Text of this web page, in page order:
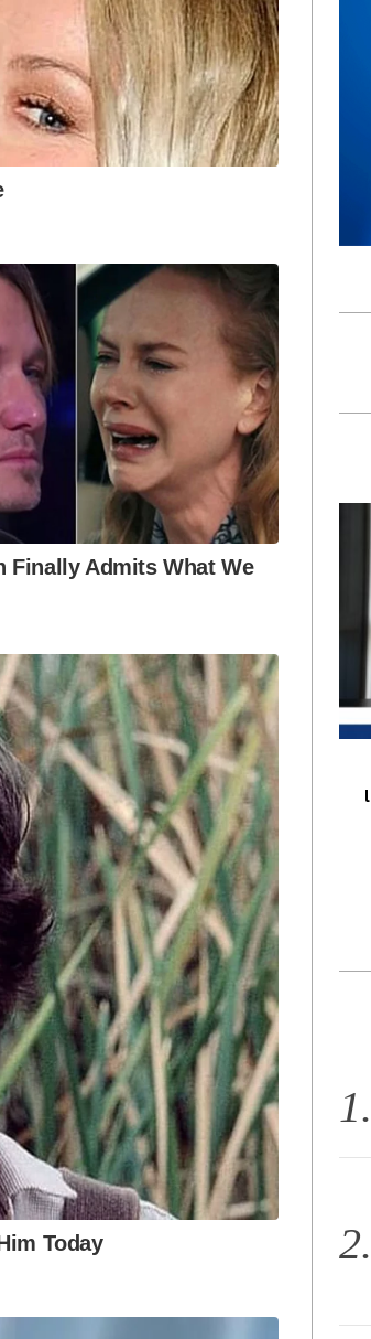
ชาและหลากหลายผลิตภัณฑ์
เขาสูงในประเทศไทยจนเกิด
ระราชดำริ สมเด็จพระกนิษฐา ธิ
สร้างอาชีพ ก่อเกิดน้ำมันเพื่อ
จากการพัฒนาโครงการของ
งาม้อนชนิดแคปซูล, ชาสมุนไพร
กระเป๋าเสื่อกก และอื่นๆ อีก
รมาเป็นพิเศษเพื่อนำมาจำหน่าย
กมะพร้าวผสมน้ำมันเมล็ดชา, น้ำ
ดน้ำมันเมล็ดชา ฯลฯ
ะผลัดเปลี่ยนหมุนเวียนกันมา
ยในวันเปิดงานได้รับเกียรติจาก
แชร์ไอเดียในการรังสรรค์เมนู
าง เมนูสลัดเห็ดกรอบ โดยได้
ารับประทาน และดีต่อสุขภาพ
ที่สุดแห่งผลิตภัณฑ์มากคุณค่า
ล็ดชา ภัทรพัฒน์” มูลนิธิชัย
าร์เก็ตห้างสรรพสินค้าพารากอน
นักวิชาการชี้ “ส้มเปิดดีลคุยแดง-
เขียว” กระทบความชอบธรรมพรรค
ประชาชน หากร่วมรัฐบาลสวนทาง
คำขวัญ “มีเรา ไม่มีเทา”